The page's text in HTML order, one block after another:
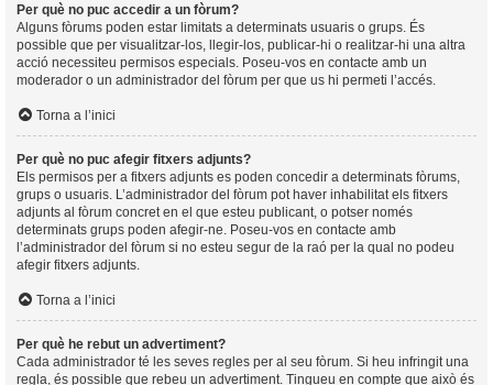
Per què no puc accedir a un fòrum?
Alguns fòrums poden estar limitats a determinats usuaris o grups. És
possible que per visualitzar-los, llegir-los, publicar-hi o realitzar-hi una altra
acció necessiteu permisos especials. Poseu-vos en contacte amb un
moderador o un administrador del fòrum per que us hi permeti l’accés.
Torna a l’inici
Per què no puc afegir fitxers adjunts?
Els permisos per a fitxers adjunts es poden concedir a determinats fòrums,
grups o usuaris. L’administrador del fòrum pot haver inhabilitat els fitxers
adjunts al fòrum concret en el que esteu publicant, o potser només
determinats grups poden afegir-ne. Poseu-vos en contacte amb
l’administrador del fòrum si no esteu segur de la raó per la qual no podeu
afegir fitxers adjunts.
Torna a l’inici
Per què he rebut un advertiment?
Cada administrador té les seves regles per al seu fòrum. Si heu infringit una
regla, és possible que rebeu un advertiment. Tingueu en compte que això és